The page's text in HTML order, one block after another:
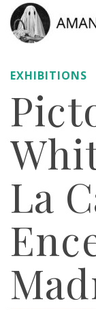
EXHIBITIONS
La